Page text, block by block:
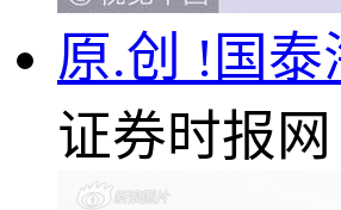
原.创 !国
证券时报网